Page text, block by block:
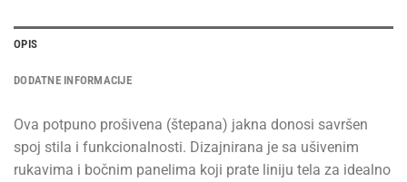
OPIS
DODATNE INFORMACIJE
Ova potpuno prošivena (štepana) jakna donosi savršen
spoj stila i funkcionalnosti. Dizajnirana je sa ušivenim
rukavima i bočnim panelima koji prate liniju tela za idealno